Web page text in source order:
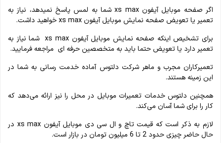
اگر صفحه موبایل آیفون xs max شما به لمس پاسخ نمی‎دهد، نیاز به
تعمیر یا تعویض صفحه نمایش موبایل آیفون xs max خواهید داشت.
برای تشخیص این‎که صفحه نمایش موبایل آیفون xs max شما نیاز به
تعمیر دارد یا تعویض حتما باید به متخصصین حرفه ‎ای مراجعه فرمایید.
تعمیرکاران مجرب و ماهر شرکت دلتوس آماده خدمت رسانی به شما در
این زمینه هستند.
همچنین دلتوس خدمات تعمیرات موبایل در محل را نیز ارائه می‌دهد که
کار را برای شما آسان می‌کند.
لازم به ذکر است که قیمت تاچ و ال سی دی موبایل آیفون xs max در
حال حاضر چیزی حدود 2 تا 6 میلیون تومان در بازار است.